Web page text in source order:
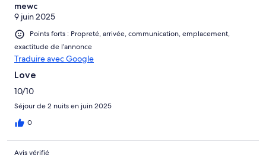
mewc
9 juin 2025
Points forts : Propreté, arrivée, communication, emplacement,
exactitude de l’annonce
Traduire avec Google
Love
10/10
Séjour de 2 nuits en juin 2025
0
Avis vérifié